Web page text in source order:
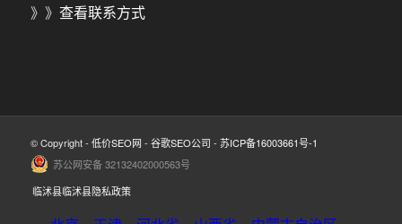
》》 查看联系方式
© Copyright - 低价SEO网 - 谷歌SEO公司 - 苏ICP备16003661号-1
苏公网安备 32132402000563号
临沭县临沭县隐私政策